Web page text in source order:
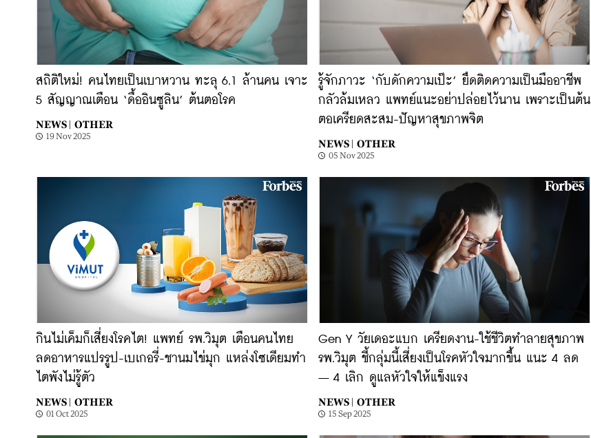
สถิติใหม่! คนไทยเป็นเบาหวาน ทะลุ 6.1 ล้านคน เจาะ
5 สัญญาณเตือน ‘ดื้ออินซูลิน’ ต้นตอโรค
NEWS | OTHER
19 Nov 2025
รู้จักภาวะ ‘กับดักความเป๊ะ’ ยึดติดความเป็นมืออาชีพ
กลัวล้มเหลว แพทย์แนะอย่าปล่อยไว้นาน เพราะเป็นต้น
ตอเครียดสะสม-ปัญหาสุขภาพจิต
NEWS | OTHER
05 Nov 2025
กินไม่เค็มก็เสี่ยงโรคไต! แพทย์ รพ.วิมุต เตือนคนไทย
ลดอาหารแปรรูป-เบเกอรี่-ชานมไข่มุก แหล่งโซเดียมทำ
ไตพังไม่รู้ตัว
NEWS | OTHER
01 Oct 2025
Gen Y วัยเดอะแบก เครียดงาน-ใช้ชีวิตทำลายสุขภาพ
รพ.วิมุต ชี้กลุ่มนี้เสี่ยงเป็นโรคหัวใจมากขึ้น แนะ 4 ลด
– 4 เลิก ดูแลหัวใจให้แข็งแรง
NEWS | OTHER
15 Sep 2025